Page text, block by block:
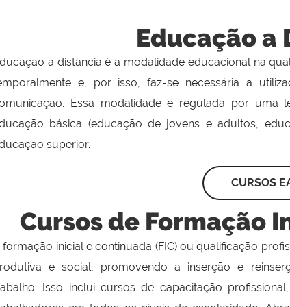
Educação a
a distância é a modalidade educacional na
e, por isso, faz-se necessária a
Essa modalidade é regulada por uma
básica (educação de jovens e adultos,
superior.
CURSOS
Cursos de Formação
formação inicial e continuada (FIC) ou qualificação
e social, promovendo a inserção e
Isso inclui cursos de capacitação